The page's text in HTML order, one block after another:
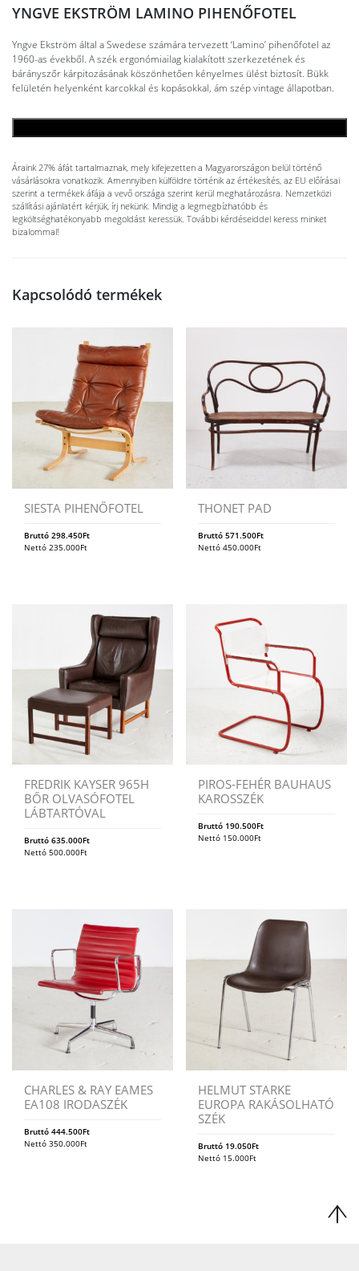
YNGVE EKSTRÖM LAMINO PIHENŐFOTEL
Yngve Ekström által a Swedese számára tervezett ‘Lamino’ pihenőfotel az
1960-as évekből. A szék ergonómiailag kialakított szerkezetének és
bárányszőr kárpitozásának köszönhetően kényelmes ülést biztosít. Bükk
felületén helyenként karcokkal és kopásokkal, ám szép vintage állapotban.
Áraink 27% áfát tartalmaznak, mely kifejezetten a Magyarországon belül történő
vásárlásokra vonatkozik. Amennyiben külföldre történik az értékesítés, az EU előírásai
szerint a termékek áfája a vevő országa szerint kerül meghatározásra. Nemzetközi
szállítási ajánlatért kérjük, írj nekünk. Mindig a legmegbízhatóbb és
legköltséghatékonyabb megoldást keressük. További kérdéseiddel keress minket
bizalommal!
Kapcsolódó termékek
SIESTA PIHENŐFOTEL
Bruttó 298.450Ft
Nettó 235.000Ft
THONET PAD
Bruttó571.500Ft
Nettó450.000Ft
FREDRIK KAYSER 965H
BŐR OLVASÓFOTEL
LÁBTARTÓVAL
Bruttó 635.000Ft
Nettó 500.000Ft
PIROS-FEHÉR BAUHAUS
KAROSSZÉK
Bruttó 190.500Ft
Nettó 150.000Ft
CHARLES & RAY EAMES
EA108 IRODASZÉK
Bruttó 444.500Ft
Nettó 350.000Ft
HELMUT STARKE
EUROPA RAKÁSOLHATÓ
SZÉK
Bruttó 19.050Ft
Nettó 15.000Ft